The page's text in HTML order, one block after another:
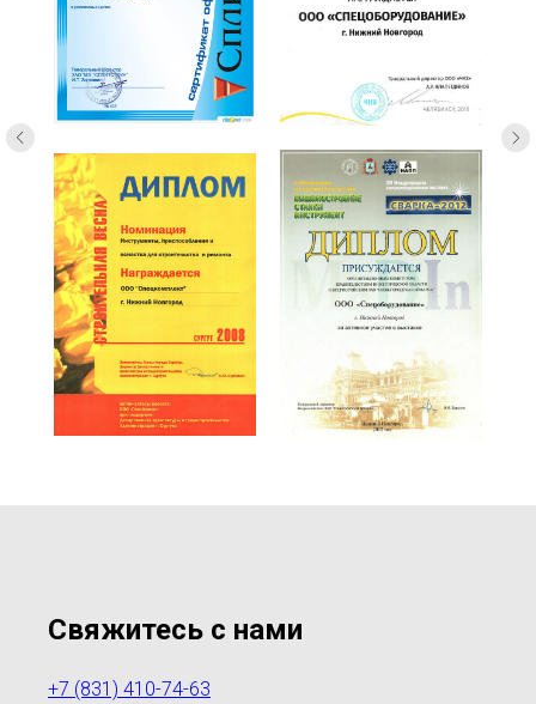
Свяжитесь с нами
+7 (831) 410-74-63